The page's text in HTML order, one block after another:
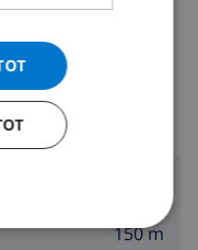
Manzanera
150 m